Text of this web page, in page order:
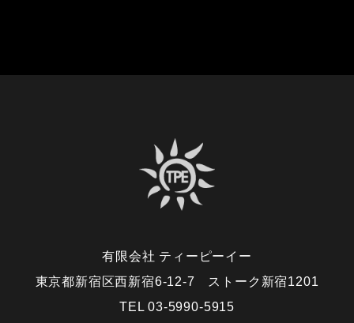
有限会社 ティーピーイー
東京都新宿区西新宿6-12-7 ストーク新宿1201
TEL 03-5990-5915